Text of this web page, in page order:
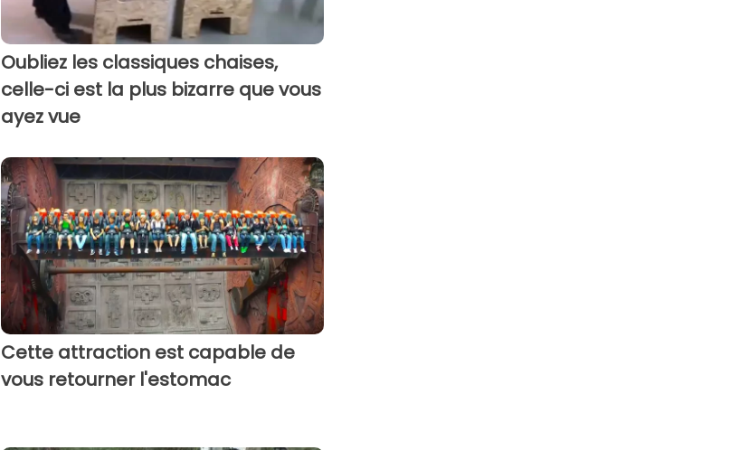
Oubliez les classiques chaises,
celle-ci est la plus bizarre que vous
ayez vue
Cette attraction est capable de
vous retourner l'estomac